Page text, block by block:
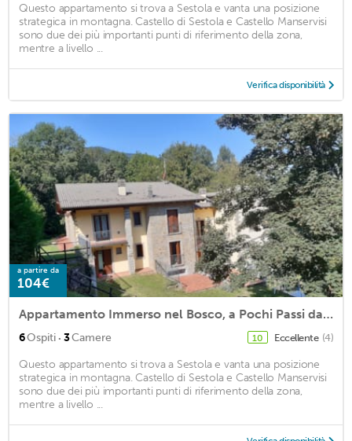
Questo appartamento si trova a Sestola e vanta una posizione
strategica in montagna. Castello di Sestola e Castello Manservisi
sono due dei più importanti punti di riferimento della zona,
mentre a livello ...
Verifica disponibilità
a partire da
104€
Appartamento Immerso nel Bosco, a Pochi Passi dal Centro
6Ospiti · 3Camere 10 Eccellente (4)
Questo appartamento si trova a Sestola e vanta una posizione
strategica in montagna. Castello di Sestola e Castello Manservisi
sono due dei più importanti punti di riferimento della zona,
mentre a livello ...